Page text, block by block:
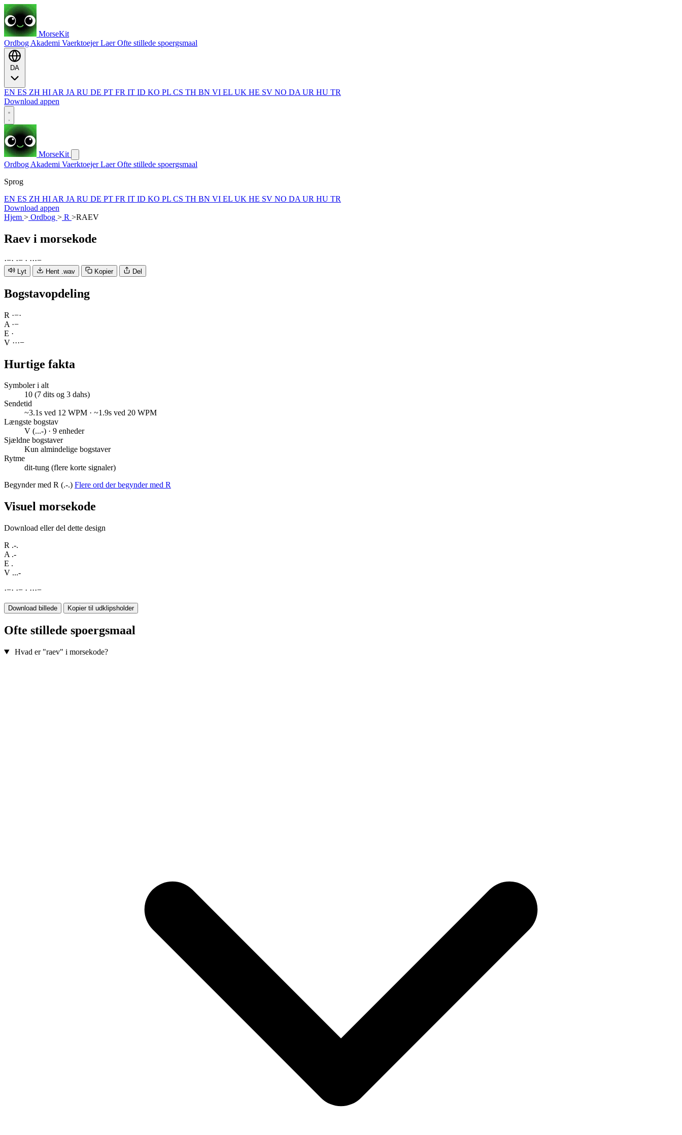
MorseKit
Ordbog Akademi VaerktoejerLaerOfte stillede spoergsmaal
EN ES ZH HI AR JA RU DE PT FR IT ID KO PL CS TH BN VI EL UK HE SV NO DA UR HU TR
Download appen
MorseKit
Ordbog Akademi VaerktoejerLaerOfte stillede spoergsmaal
Sprog
EN ES ZH HI AR JA RU DE PT FR IT ID KO PL CS TH BN VI EL UK HE SV NO DA UR HU TR
Download appen
Hjem > Ordbog > R >RAEV
Raev i morsekode
·−· ·− · ···−
Lyt Hent .wav Kopier Del
Bogstavopdeling
R ·−·
A ·−
E ·
V ···−
Hurtige fakta
Symboler i alt
10 (7 dits og 3 dahs)
Sendetid
~3.1s ved 12 WPM · ~1.9s ved 20 WPM
Længste bogstav
V (...-) · 9 enheder
Sjældne bogstaver
Kun almindelige bogstaver
Rytme
dit-tung (flere korte signaler)
Begynder med R (.-.) Flere ord der begynder med R
Visuel morsekode
Download eller del dette design
R .-.
A .-
E .
V ...-
·−· ·− · ···−
Download billede Kopier til udklipsholder
Ofte stillede spoergsmaal
Hvad er "raev" i morsekode?